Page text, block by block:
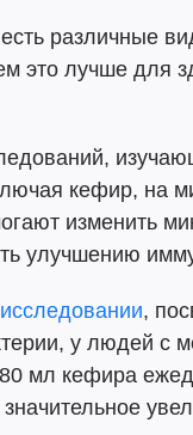
различные
это лучше для
кефир, на
изменить
улучшению
исследовании,
у людей с
мл кефира